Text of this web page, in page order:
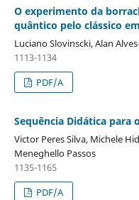
O experimento da
quântico pelo clássico
Luciano Slovinscki, Alan
1113-1134
PDF/A
Sequência Didática para
Victor Peres Silva, Michele
Meneghello Passos
1135-1165
PDF/A